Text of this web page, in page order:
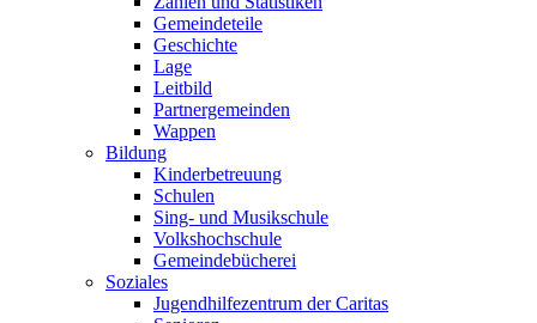
Gemeindeteile
Geschichte
Lage
Leitbild
Partnergemeinden
Wappen
Bildung
Kinderbetreuung
Schulen
Sing- und Musikschule
Volkshochschule
Gemeindebücherei
Soziales
Jugendhilfezentrum der Caritas